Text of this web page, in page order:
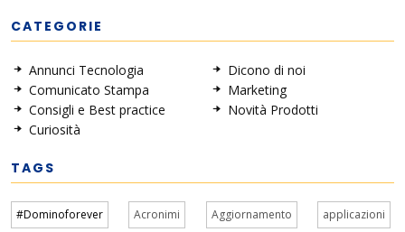
CATEGORIE
Annunci Tecnologia
Comunicato Stampa
Consigli e Best practice
Curiosità
Dicono di noi
Marketing
Novità Prodotti
TAGS
#Dominoforever Acronimi Aggiornamento applicazioni